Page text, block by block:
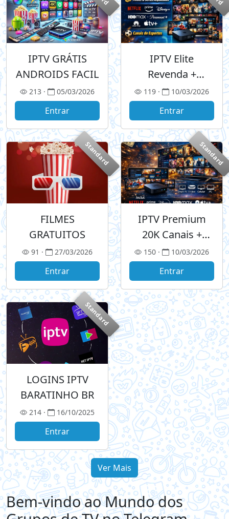
IPTV GRÁTIS
ANDROIDS FACIL
213 · 05/03/2026
Entrar
IPTV Elite
Revenda +
Streamings
119 · 10/03/2026
Entrar
Standard
FILMES
GRATUITOS
91 · 27/03/2026
Entrar
Standard
IPTV Premium
20K Canais +
Streamings
150 · 10/03/2026
Entrar
Standard
LOGINS IPTV
BARATINHO BR
214 · 16/10/2025
Entrar
Ver Mais
Bem-vindo ao Mundo dos